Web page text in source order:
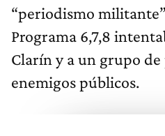
“periodismo
Programa 6,7,8
Clarín y a un grupo
enemigos públicos.